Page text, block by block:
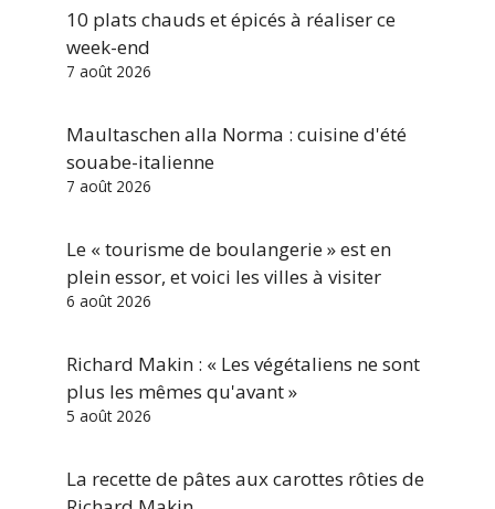
10 plats chauds et épicés à réaliser ce
week-end
7 août 2026
Maultaschen alla Norma : cuisine d'été
souabe-italienne
7 août 2026
Le « tourisme de boulangerie » est en
plein essor, et voici les villes à visiter
6 août 2026
Richard Makin : « Les végétaliens ne sont
plus les mêmes qu'avant »
5 août 2026
La recette de pâtes aux carottes rôties de